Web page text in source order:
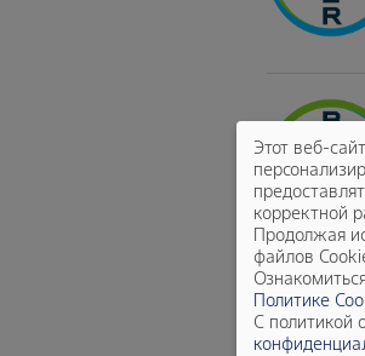
Этот веб-
корректной
Продолжая
файлов
Политике
С политикой